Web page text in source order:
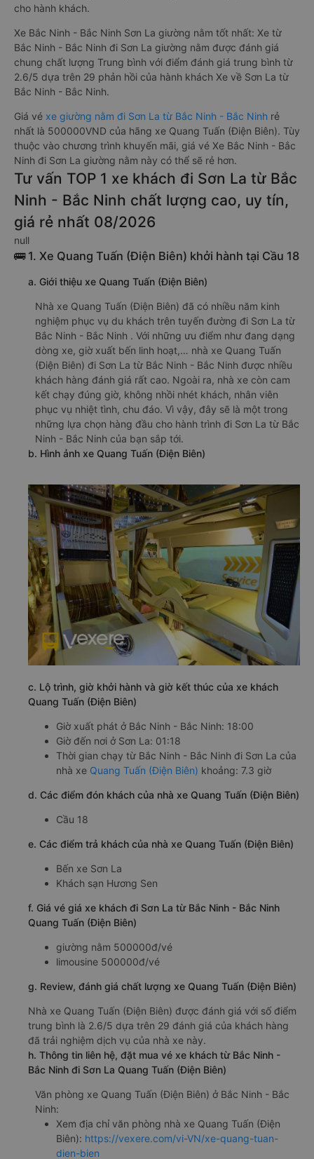
cho hành khách.
Xe Bắc Ninh - Bắc Ninh Sơn La giường nằm tốt nhất: Xe từ
Bắc Ninh - Bắc Ninh đi Sơn La giường nằm được đánh giá
chung chất lượng Trung bình với điểm đánh giá trung bình từ
2.6/5 dựa trên 29 phản hồi của hành khách Xe về Sơn La từ
Bắc Ninh - Bắc Ninh.
Giá vé xe giường nằm đi Sơn La từ Bắc Ninh - Bắc Ninh rẻ
nhất là 500000VND của hãng xe Quang Tuấn (Điện Biên). Tùy
thuộc vào chương trình khuyến mãi, giá vé Xe Bắc Ninh - Bắc
Ninh đi Sơn La giường nằm này có thể sẽ rẻ hơn.
Tư vấn TOP 1 xe khách đi Sơn La từ Bắc
Ninh - Bắc Ninh chất lượng cao, uy tín,
giá rẻ nhất 08/2026
null
🚌 1. Xe Quang Tuấn (Điện Biên) khởi hành tại Cầu 18
a. Giới thiệu xe Quang Tuấn (Điện Biên)
Nhà xe Quang Tuấn (Điện Biên) đã có nhiều năm kinh
nghiệm phục vụ du khách trên tuyến đường đi Sơn La từ
Bắc Ninh - Bắc Ninh . Với những ưu điểm như đang dạng
dòng xe, giờ xuất bến linh hoạt,… nhà xe Quang Tuấn
(Điện Biên) đi Sơn La từ Bắc Ninh - Bắc Ninh được nhiều
khách hàng đánh giá rất cao. Ngoài ra, nhà xe còn cam
kết chạy đúng giờ, không nhồi nhét khách, nhân viên
phục vụ nhiệt tình, chu đáo. Vì vậy, đây sẽ là một trong
những lựa chọn hàng đầu cho hành trình đi Sơn La từ Bắc
Ninh - Bắc Ninh của bạn sắp tới.
b. Hình ảnh xe Quang Tuấn (Điện Biên)
c. Lộ trình, giờ khởi hành và giờ kết thúc của xe khách
Quang Tuấn (Điện Biên)
Giờ xuất phát ở Bắc Ninh - Bắc Ninh: 18:00
Giờ đến nơi ở Sơn La: 01:18
Thời gian chạy từ Bắc Ninh - Bắc Ninh đi Sơn La của
nhà xe Quang Tuấn (Điện Biên) khoảng: 7.3 giờ
d. Các điểm đón khách của nhà xe Quang Tuấn (Điện Biên)
Cầu 18
e. Các điểm trả khách của nhà xe Quang Tuấn (Điện Biên)
Bến xe Sơn La
Khách sạn Hương Sen
f. Giá vé giá xe khách đi Sơn La từ Bắc Ninh - Bắc Ninh
Quang Tuấn (Điện Biên)
giường nằm 500000đ/vé
limousine 500000đ/vé
g. Review, đánh giá chất lượng xe Quang Tuấn (Điện Biên)
Nhà xe Quang Tuấn (Điện Biên) được đánh giá với số điểm
trung bình là 2.6/5 dựa trên 29 đánh giá của khách hàng
đã trải nghiệm dịch vụ của nhà xe này.
h. Thông tin liên hệ, đặt mua vé xe khách từ Bắc Ninh -
Bắc Ninh đi Sơn La Quang Tuấn (Điện Biên)
Văn phòng xe Quang Tuấn (Điện Biên) ở Bắc Ninh - Bắc
Ninh:
Xem địa chỉ văn phòng nhà xe Quang Tuấn (Điện
Biên): https://vexere.com/vi-VN/xe-quang-tuan-
dien-bien